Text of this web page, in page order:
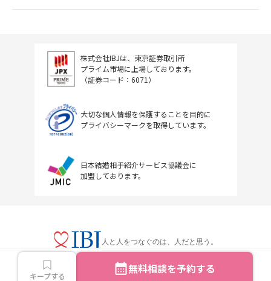
キープする 無料相談を予約する
株式会社IBJは、東京証券取引所
プライム市場に上場しております。
（証券コード：6071）
大切な個人情報を保護することを目的に
プライバシーマークを取得しています。
日本結婚相手紹介サービス協議会に
加盟しております。
人と人をつなぐのは、人だと思う。